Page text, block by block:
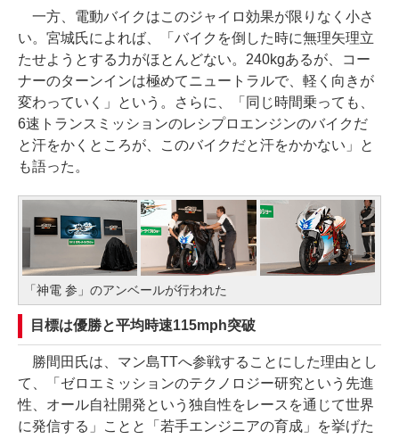
一方、電動バイクはこのジャイロ効果が限りなく小さ
い。宮城氏によれば、「バイクを倒した時に無理矢理立
たせようとする力がほとんどない。240kgあるが、コー
ナーのターンインは極めてニュートラルで、軽く向きが
変わっていく」という。さらに、「同じ時間乗っても、
6速トランスミッションのレシプロエンジンのバイクだ
と汗をかくところが、このバイクだと汗をかかない」と
も語った。
「神電 参」のアンベールが行われた
目標は優勝と平均時速115mph突破
勝間田氏は、マン島TTへ参戦することにした理由とし
て、「ゼロエミッションのテクノロジー研究という先進
性、オール自社開発という独自性をレースを通じて世界
に発信する」ことと「若手エンジニアの育成」を挙げた